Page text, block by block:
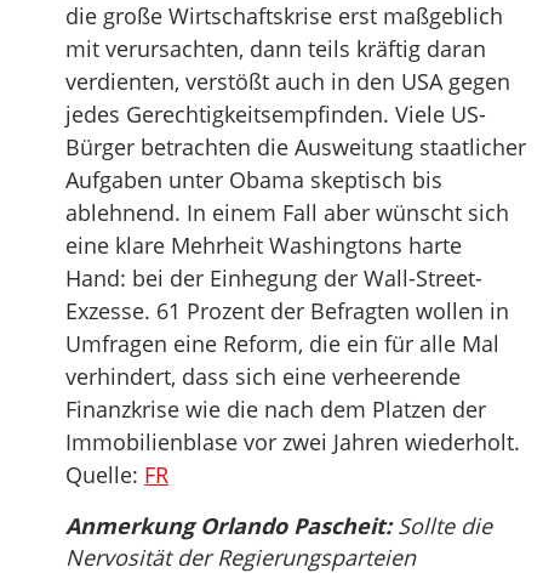
die große Wirtschaftskrise erst maßgeblich
mit verursachten, dann teils kräftig daran
verdienten, verstößt auch in den USA gegen
jedes Gerechtigkeitsempfinden. Viele US-
Bürger betrachten die Ausweitung staatlicher
Aufgaben unter Obama skeptisch bis
ablehnend. In einem Fall aber wünscht sich
eine klare Mehrheit Washingtons harte
Hand: bei der Einhegung der Wall-Street-
Exzesse. 61 Prozent der Befragten wollen in
Umfragen eine Reform, die ein für alle Mal
verhindert, dass sich eine verheerende
Finanzkrise wie die nach dem Platzen der
Immobilienblase vor zwei Jahren wiederholt.
Quelle: FR
Anmerkung Orlando Pascheit:Sollte die
Nervosität der Regierungsparteien